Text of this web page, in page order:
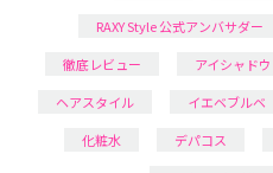
RAXY Style 公式アンバサダー
徹底レビュー
アイシャドウ
ヘアスタイル
イエベブルベ
化粧水
デパコス